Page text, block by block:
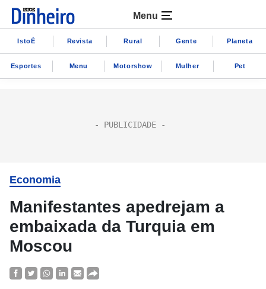
Menu
IstoÉ Revista Rural Gente Planeta
Esportes Menu Motorshow Mulher Pet
Economia
Manifestantes apedrejam a
embaixada da Turquia em
Moscou